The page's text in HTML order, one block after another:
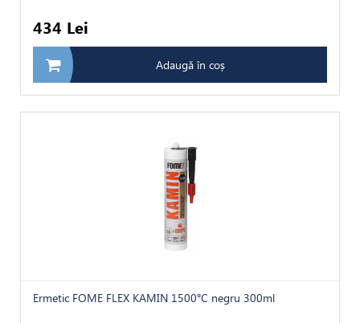
434 Lei
Adaugă în coș
Ermetic FOME FLEX KAMIN 1500°C negru 300ml